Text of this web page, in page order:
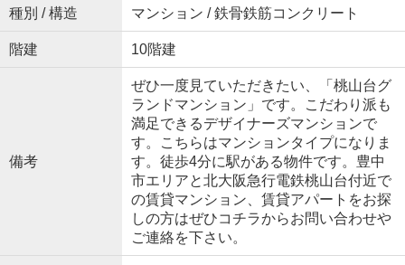
種別 / 構造 マンション / 鉄骨鉄筋コンクリート
階建 10階建
備考
ぜひ一度見ていただきたい、「桃山台グ
ランドマンション」です。こだわり派も
満足できるデザイナーズマンションで
す。こちらはマンションタイプになりま
す。徒歩4分に駅がある物件です。豊中
市エリアと北大阪急行電鉄桃山台付近で
の賃貸マンション、賃貸アパートをお探
しの方はぜひコチラからお問い合わせや
ご連絡を下さい。